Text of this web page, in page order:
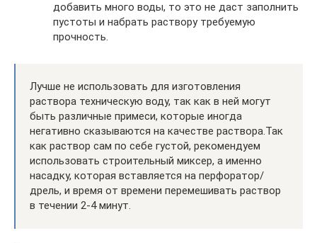
добавить много воды, то это не даст заполнить
пустоты и набрать раствору требуемую
прочность.
Лучше не использовать для изготовления
раствора техническую воду, так как в ней могут
быть различные примеси, которые иногда
негативно сказываются на качестве раствора.Так
как раствор сам по себе густой, рекомендуем
использовать строительный миксер, а именно
насадку, которая вставляется на перфоратор/
дрель, и время от времени перемешивать раствор
в течении 2-4 минут.